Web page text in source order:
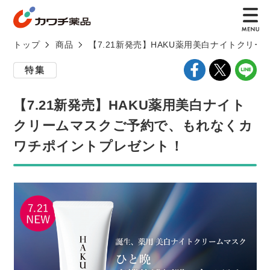
トップ 商品 【7.21新発売】HAKU薬用美白ナイトクリ
【7.21新発売】HAKU薬用美白ナイト
クリームマスクご予約で、もれなくカ
ワチポイントプレゼント！